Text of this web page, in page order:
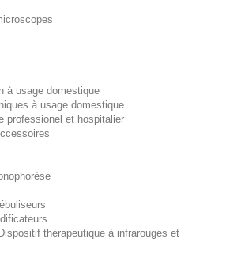
à usage domestique
à usage domestique
professionel et hospitalier
thérapeutique à infrarouges et